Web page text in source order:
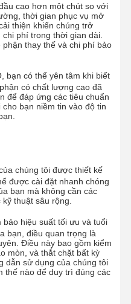
cao hơn một chút so với
thời gian phục vụ mở
thiện khiến chúng trở
phí trong thời gian dài.
thay thế và chi phí bảo
bạn có thể yên tâm khi biết
có chất lượng cao đã
để đáp ứng các tiêu chuẩn
bạn niềm tin vào độ tin
chúng tôi được thiết kế
được cài đặt nhanh chóng
bạn mà không cần các
thuật sâu rộng.
bảo hiệu suất tối ưu và tuổi
bạn, điều quan trọng là
Điều này bao gồm kiểm
mòn, và thắt chặt bất kỳ
dẫn sử dụng của chúng tôi
thế nào để duy trì đúng các